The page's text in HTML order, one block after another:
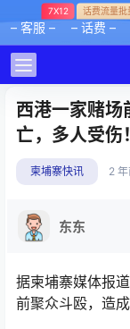
– 客服 –
7X12
– 话费 –
话费流量批
西港一家赌场
亡，多人受伤！
柬埔寨快讯 2
东东
据柬埔寨媒体报
前聚众斗殴，造